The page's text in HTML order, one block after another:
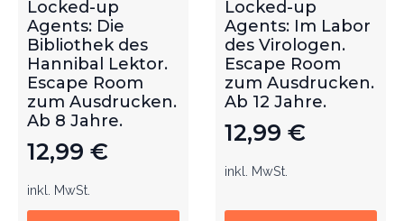
Locked-up
Agents: Die
Bibliothek des
Hannibal Lektor.
Escape Room
zum Ausdrucken.
Ab 8 Jahre.
12,99 €
inkl. MwSt.
Locked-up
Agents: Im Labor
des Virologen.
Escape Room
zum Ausdrucken.
Ab 12 Jahre.
12,99 €
inkl. MwSt.